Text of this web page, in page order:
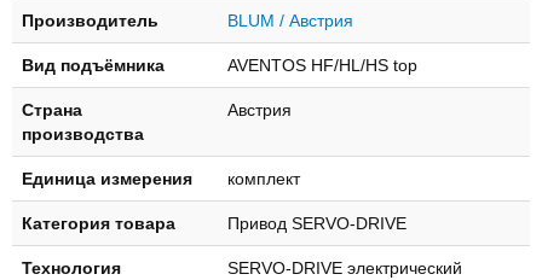
Производитель BLUM / Австрия
Вид подъёмника AVENTOS HF/HL/HS top
Страна
производства
Австрия
Единица измерения комплект
Категория товара Привод SERVO-DRIVE
Технология
SERVO-DRIVE электрический